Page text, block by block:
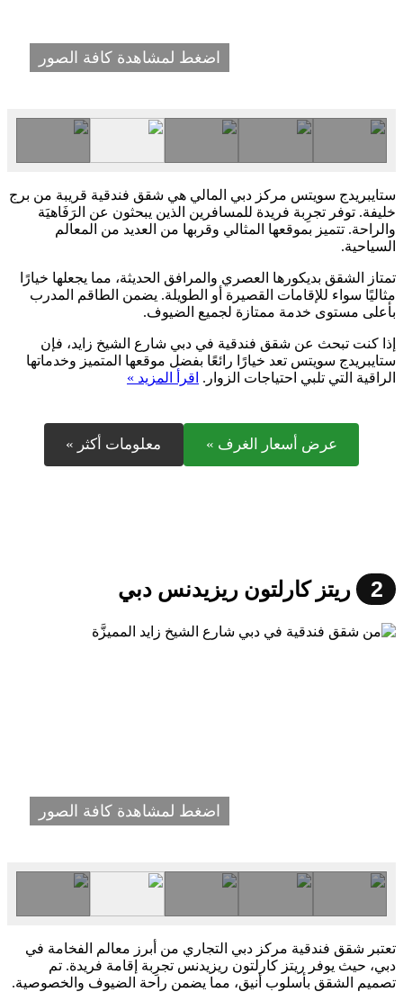
اضغط لمشاهدة كافة الصور
ستايبريدج سويتس مركز دبي المالي هي شقق فندقية قريبة من برج
خليفة. توفر تجرِبة فريدة للمسافرين الذين يبحثون عن الرَفَاهيَة
والراحة. تتميز بموقعها المثالي وقربها من العديد من المعالم
السياحية.
تمتاز الشقق بديكورها العصري والمرافق الحديثة، مما يجعلها خيارًا
مثاليًا سواء للإقامات القصيرة أو الطويلة. يضمن الطاقم المدرب
بأعلى مستوى خدمة ممتازة لجميع الضيوف.
إذا كنت تبحث عن شقق فندقية في دبي شارع الشيخ زايد، فإن
ستايبريدج سويتس تعد خيارًا رائعًا بفضل موقعها المتميز وخدماتها
الراقية التي تلبي احتياجات الزوار. اقرأ المزيد »
عرض أسعار الغرف » معلومات أكثر »
2 ريتز كارلتون ريزيدنس دبي
اضغط لمشاهدة كافة الصور
تعتبر شقق فندقية مركز دبي التجاري من أبرز معالم الفخامة في
دبي، حيث يوفر ريتز كارلتون ريزيدنس تجرِبة إقامة فريدة. تم
تصميم الشقق بأسلوب أنيق، مما يضمن راحة الضيوف والخصوصية.